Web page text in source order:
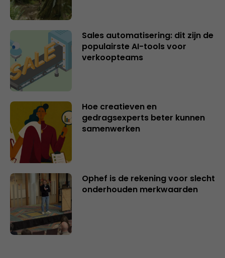
Sales automatisering: dit zijn de
populairste AI-tools voor
verkoopteams
Hoe creatieven en
gedragsexperts beter kunnen
samenwerken
Ophef is de rekening voor slecht
onderhouden merkwaarden